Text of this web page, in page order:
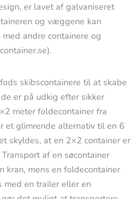
er lavet af galvaniseret
og væggene kan
andre containere og
skibscontainere til at skabe
er på udkig efter sikker
meter foldecontainer fra
et glimrende alternativ til en 6
skyldes, at en 2×2 container er
af en søcontainer
kran, mens en foldecontainer
med en trailer eller en